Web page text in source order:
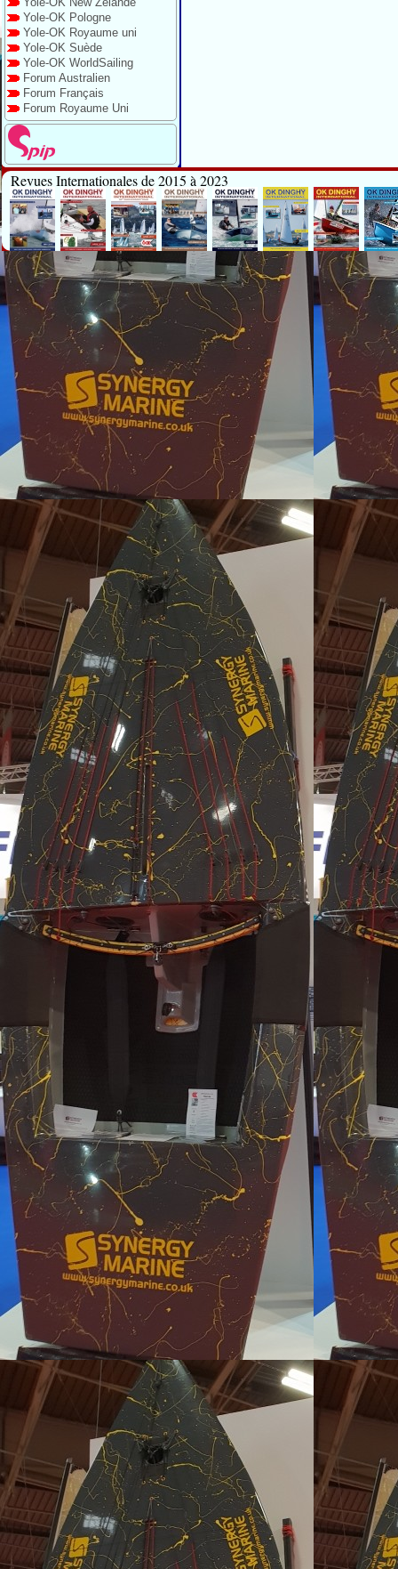
Yole-OK Pologne
Yole-OK Royaume uni
Yole-OK Suède
Yole-OK WorldSailing
Forum Australien
Forum Français
Forum Royaume Uni
Revues Internationales de 2015 à 2023